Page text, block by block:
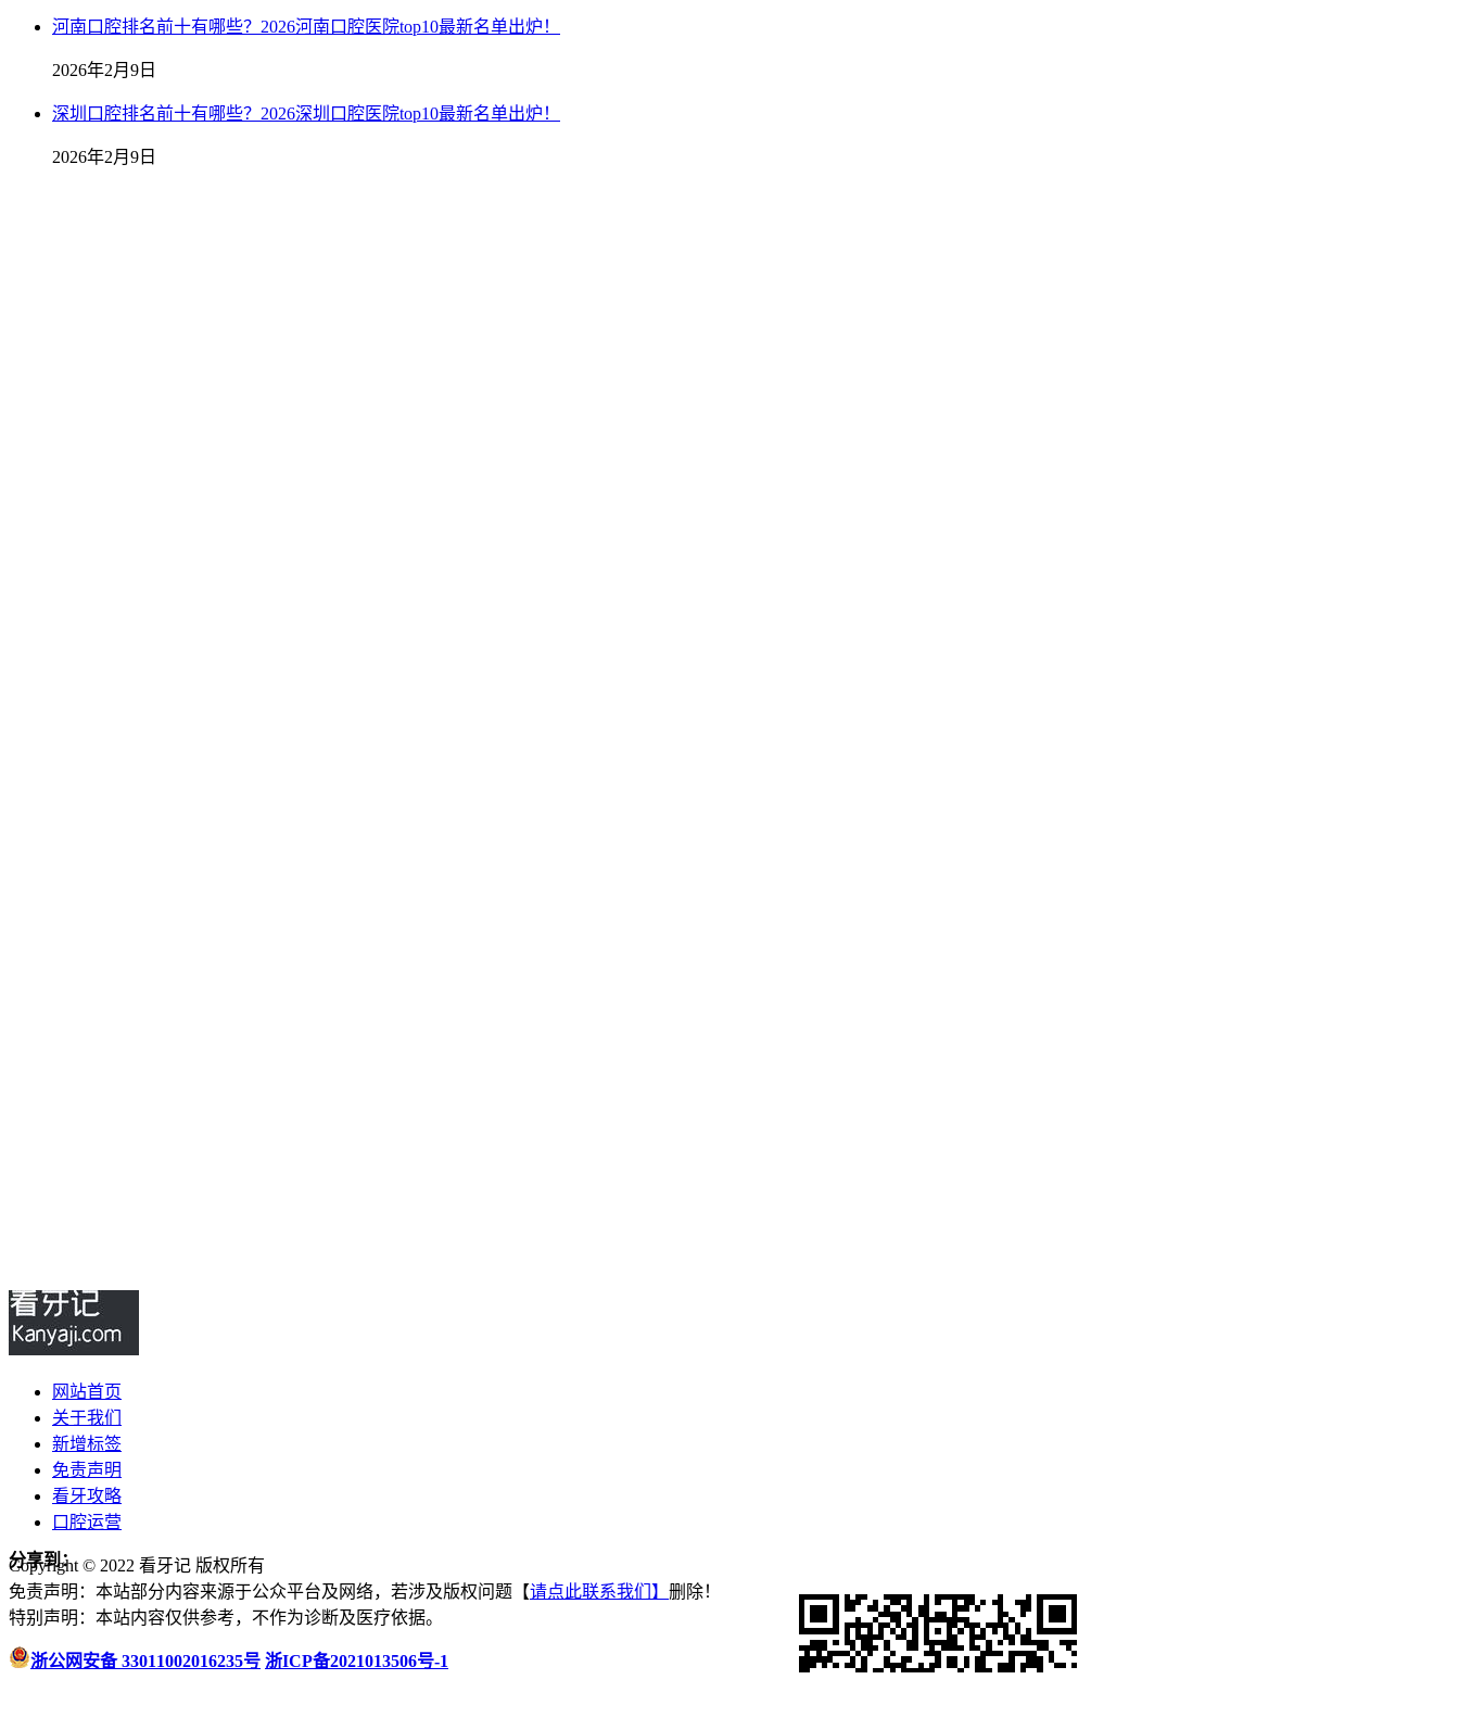
河南口腔排名前十有哪些？2026河南口腔医院top10最新名单出炉！
2026年2月9日
深圳口腔排名前十有哪些？2026深圳口腔医院top10最新名单出炉！
2026年2月9日
网站首页
关于我们
新增标签
免责声明
看牙攻略
口腔运营
Copyright © 2022 看牙记 版权所有
免责声明：本站部分内容来源于公众平台及网络，若涉及版权问题【请点此联系我们 】 删除！
特别声明：本站内容仅供参考，不作为诊断及医疗依据。
浙公网安备 33011002016235号 浙ICP备2021013506号-1
分享到：